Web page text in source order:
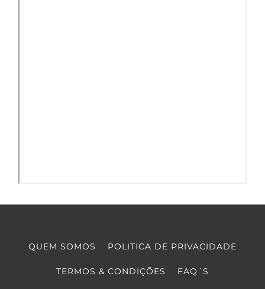
QUEM SOMOS POLITICA DE PRIVACIDADE
TERMOS & CONDIÇÕES FAQ´S